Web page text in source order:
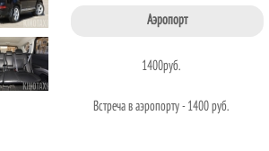
Аэропорт
1400руб.
Встреча в аэропорту - 1400 руб.